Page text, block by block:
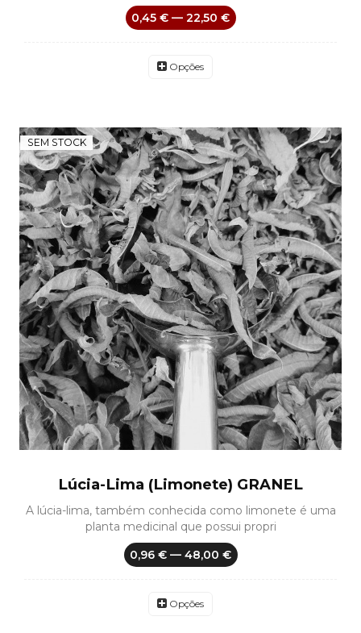
0,45 € — 22,50 €
Opções
SEM STOCK
Lúcia-Lima (Limonete) GRANEL
A lúcia-lima, também conhecida como limonete é uma
planta medicinal que possui propri
0,96 € — 48,00 €
Opções